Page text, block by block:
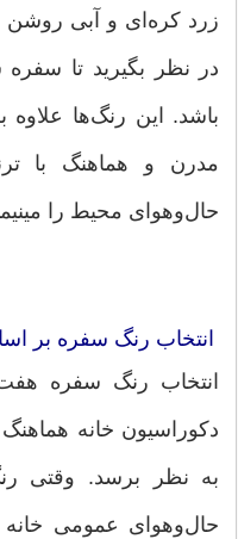
در نظر بگیرید تا
باشد. این رنگ‌ها علاوه
مدرن و هماهنگ با
حال‌وهوای محیط را
انتخاب رنگ سفره بر
انتخاب رنگ سفره
دکوراسیون خانه
به نظر برسد. وقتی
حال‌وهوای عمومی خانه